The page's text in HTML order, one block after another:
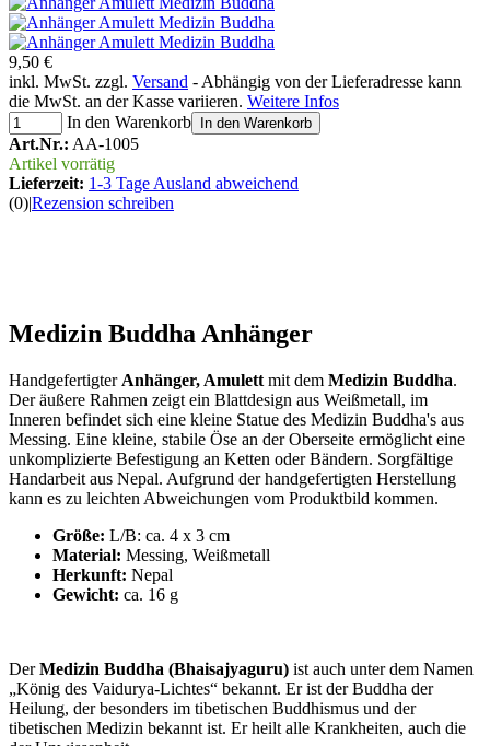
9,50 €
inkl. MwSt. zzgl. Versand - Abhängig von der Lieferadresse kann
die MwSt. an der Kasse variieren. Weitere Infos
In den Warenkorb
In den Warenkorb
Art.Nr.: AA-1005
Artikel vorrätig
Lieferzeit: 1-3 Tage Ausland abweichend
(0)|Rezension schreiben
Medizin Buddha Anhänger
Handgefertigter Anhänger, Amulett mit dem Medizin Buddha.
Der äußere Rahmen zeigt ein Blattdesign aus Weißmetall, im
Inneren befindet sich eine kleine Statue des Medizin Buddha's aus
Messing. Eine kleine, stabile Öse an der Oberseite ermöglicht eine
unkomplizierte Befestigung an Ketten oder Bändern. Sorgfältige
Handarbeit aus Nepal. Aufgrund der handgefertigten Herstellung
kann es zu leichten Abweichungen vom Produktbild kommen.
Größe: L/B: ca. 4 x 3 cm
Material: Messing, Weißmetall
Herkunft: Nepal
Gewicht: ca. 16 g
DerMedizin Buddha (Bhaisajyaguru) ist auch unter dem Namen
„König des Vaidurya-Lichtes“ bekannt. Er ist der Buddha der
Heilung, der besonders im tibetischen Buddhismus und der
tibetischen Medizin bekannt ist. Er heilt alle Krankheiten, auch die